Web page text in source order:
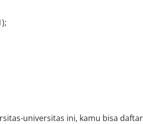
universitas ini, kamu bisa